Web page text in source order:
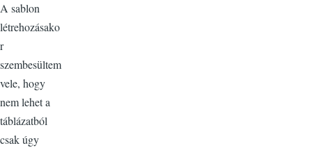
A sablon
létrehozásako
r
szembesültem
vele, hogy
nem lehet a
táblázatból
csak úgy